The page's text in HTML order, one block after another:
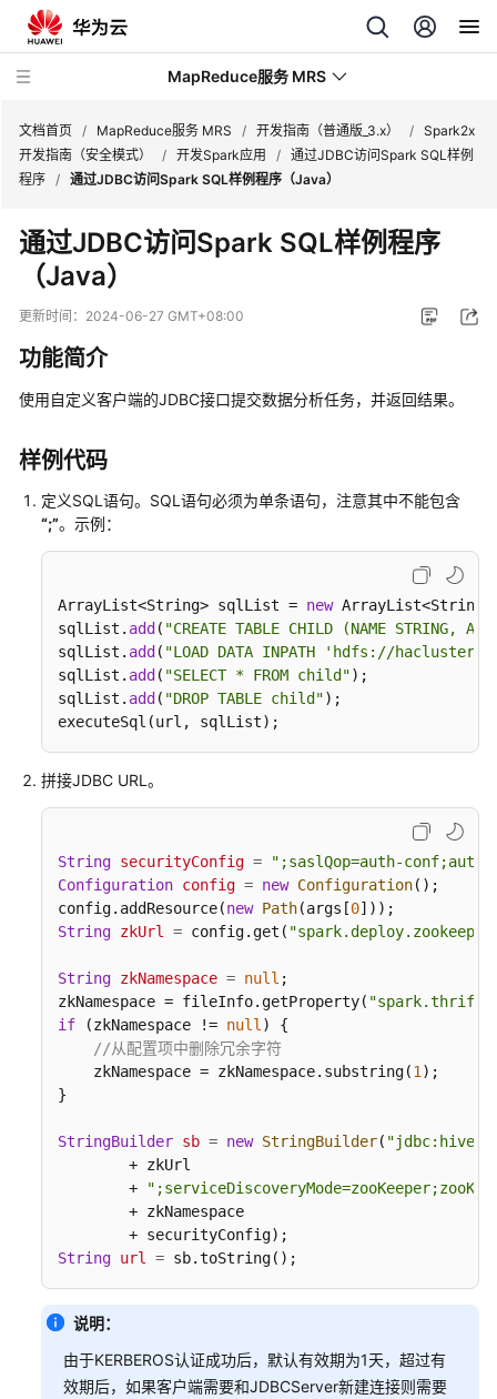
MapReduce服务 MRS
新
动
态
服
务
公
告
产
品
介
绍
入
门
（LTS
南
（普
版）
文档首页 / MapReduce服务 MRS / 开发指南（普通版_3.x） / Spark2x
开发指南（安全模式）
/ 开发Spark应用 / 通过JDBC访问Spark SQL样例
程序 / 通过JDBC访问Spark SQL样例程序（Java）
通过JDBC访问Spark SQL样例程序
（Java）
更新时间： 2024-06-27 GMT+08:00
功能简介
使用自定义客户端的JDBC接口提交数据分析任务，并返回结果。
样例代码
定义SQL语句。SQL语句必须为单条语句，注意其中不能包含
“;”。示例：
ArrayList<String> sqlList = new
sqlList. add ( "CREATE TABLE CHILD (NAME STRING,
sqlList. add ( "LOAD DATA INPATH 'hdfs://hacluster/
sqlList. add ( "SELECT * FROM child");
sqlList. add ( "DROP TABLE child");
executeSql(url, sqlList);
拼接JDBC URL。
String securityConfig =
";saslQop=auth-
Configuration config = new Configuration();
config.addResource(new Path(args[0
String zkUrl = config.get(
String zkNamespace = null ;
zkNamespace = fileInfo.getProperty(
if (zkNamespace != null ) {
//从配置项中删除冗余字符
    zkNamespace = zkNamespace.substring(
1 );
}
StringBuilder sb = new StringBuilder(
        + zkUrl
        +
        + zkNamespace
String url = sb.toString();
说明：
由于KERBEROS认证成功后，默认有效期为1天，超过有
效期后，如果客户端需要和JDBCServer新建连接则需要